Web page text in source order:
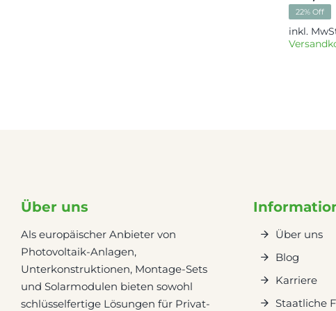
22% Off
inkl.
Über uns
Als europäischer Anbieter von
Photovoltaik-Anlagen,
Unterkonstruktionen, Montage-Sets
und Solarmodulen bieten sowohl
schlüsselfertige Lösungen für Privat-
Über uns
Blog
Karriere
Staatliche